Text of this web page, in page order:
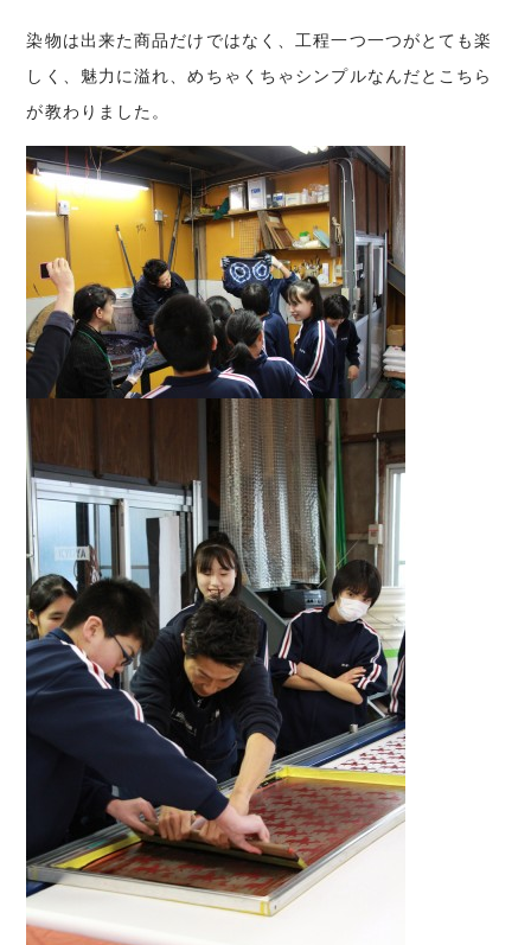
染物は出来た商品だけではなく、工程一つ一つがとても楽
しく、魅力に溢れ、めちゃくちゃシンプルなんだとこちら
が教わりました。